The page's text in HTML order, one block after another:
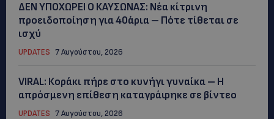
ΔΕΝ ΥΠΟΧΩΡΕΙ Ο ΚΑΥΣΩΝΑΣ: Νέα κίτρινη
προειδοποίηση για 40άρια – Πότε τίθεται σε
ισχύ
UPDATES 7 Αυγούστου, 2026
VIRAL: Κοράκι πήρε στο κυνήγι γυναίκα – Η
απρόσμενη επίθεση καταγράφηκε σε βίντεο
UPDATES 7 Αυγούστου, 2026